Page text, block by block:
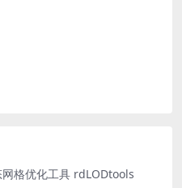
格优化工具 rdLODtools